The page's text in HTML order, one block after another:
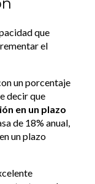
que
el
un porcentaje
decir que
en un plazo
de 18% anual,
un plazo